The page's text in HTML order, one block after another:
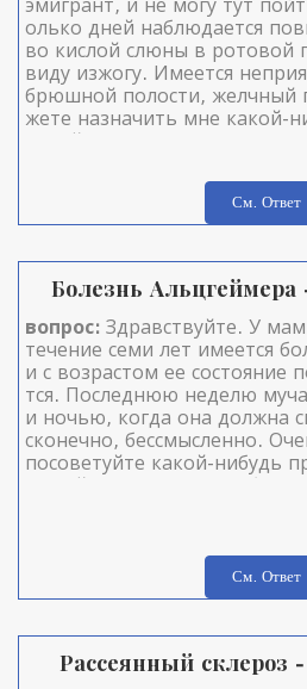
эмигрант, и не могу тут
олько дней наблюдается
во кислой слюны в ротовой
виду изжогу. Имеется
брюшной полости, желчный
жете назначить мне какой-
жалуйста.
См. Ответ
Болезнь Альцгеймера
вопрос: Здравствуйте. У
течение семи лет имеется
и с возрастом ее состояние
тся. Последнюю неделю
и ночью, когда она должна
сконечно, бессмысленно.
посоветуйте какой-нибудь
ать ей перед сном, чтобы
См. Ответ
Рассеянный склероз -